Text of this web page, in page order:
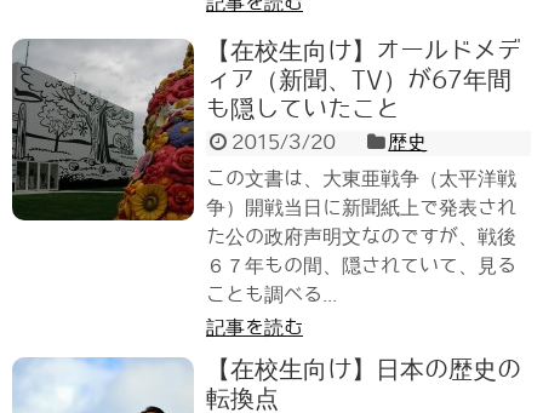
【在校生向け】オールドメデ
ィア（新聞、TV）が67年間
も隠していたこと
2015/3/20
歴史
この文書は、大東亜戦争（太平洋戦
争）開戦当日に新聞紙上で発表され
た公の政府声明文なのですが、戦後
６７年もの間、隠されていて、見る
ことも調べる...
記事を読む
【在校生向け】日本の歴史の
転換点